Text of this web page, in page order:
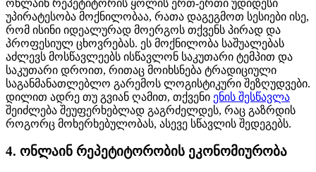
ონლაინ რეპეტიტორის ყოლის ერთ-ერთი უდიდესი
უპირატესობა მოქნილობაა, რათა დაგეგმოთ სესიები ისე,
რომ ისინი იდეალურად მოერგოს თქვენს პირად და
პროფესიულ ცხოვრებას. ეს მოქნილობა საშუალებას
აძლევს მოსწავლეებს ისწავლონ საკუთარი ტემპით და
საკუთარი დროით, რითაც მოიხსნება ტრადიციული
საგანმანათლებლო გარემოს ლოგისტიკური შეზღუდვები.
დილით ადრე თუ გვიან ღამით, თქვენი ენის შესწავლა
შეიძლება შეუფერხებლად გაგრძელდეს, რაც გაზრდის
როგორც მოხერხებულობას, ასევე სწავლის შედეგებს.
4. ონლაინ რეპეტიტორობის ეკონომიურობა